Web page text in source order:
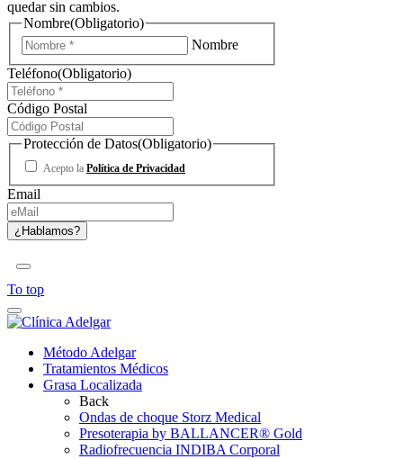
quedar sin cambios.
Nombre(Obligatorio)
Nombre
Teléfono(Obligatorio)
Código Postal
Protección de Datos(Obligatorio)
Acepto la Política de Privacidad
Email
To top
Método Adelgar
Tratamientos Médicos
Grasa Localizada
Back
Ondas de choque Storz Medical
Presoterapia by BALLANCER® Gold
Radiofrecuencia INDIBA Corporal